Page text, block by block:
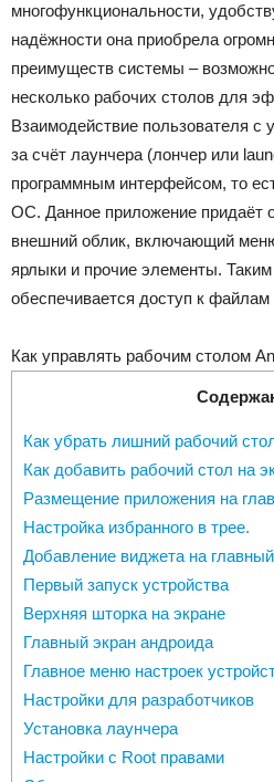
многофункциональности,
надёжности она приобрела
преимуществ системы –
несколько рабочих столов для
Взаимодействие пользователя с
за счёт лаунчера (лончер или
программным интерфейсом, то
ОС. Данное приложение придаёт
внешний облик, включающий
ярлыки и прочие элементы.
обеспечивается доступ к
Как управлять рабочим столом
Как убрать лишний рабочий
Как добавить рабочий стол на
Размещение приложения на
Настройка избранного в трее.
Добавление виджета на
Первый запуск устройства
Верхняя шторка на экране
Главный экран андроида
Главное меню настроек
Настройки для разработчиков
Установка лаунчера
Настройки с Root правами